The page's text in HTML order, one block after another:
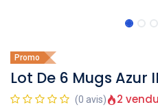
Promo
Lot De 6 Mugs Azur
(0 avis) 2